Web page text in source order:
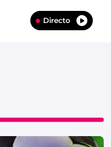
Directo